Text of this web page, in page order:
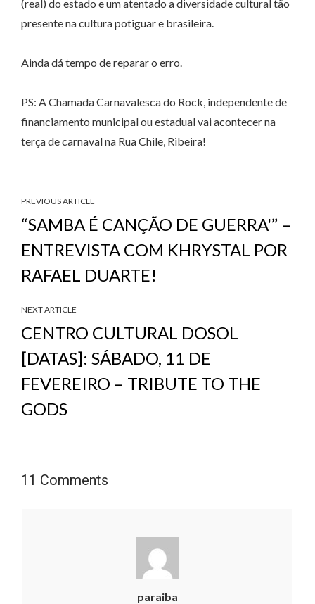
(real) do estado e um atentado a diversidade cultural tão
presente na cultura potiguar e brasileira.
Ainda dá tempo de reparar o erro.
PS: A Chamada Carnavalesca do Rock, independente de
financiamento municipal ou estadual vai acontecer na
terça de carnaval na Rua Chile, Ribeira!
PREVIOUS ARTICLE
“SAMBA É CANÇÃO DE GUERRA'” –
ENTREVISTA COM KHRYSTAL POR
RAFAEL DUARTE!
NEXT ARTICLE
CENTRO CULTURAL DOSOL
[DATAS]: SÁBADO, 11 DE
FEVEREIRO – TRIBUTE TO THE
GODS
11 Comments
paraiba